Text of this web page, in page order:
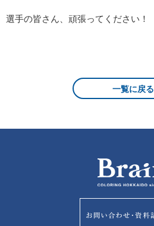
選手の皆さん、頑張ってください！
一覧に戻る